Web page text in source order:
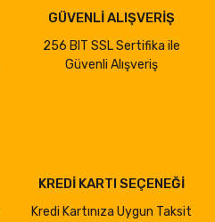
GÜVENLİ ALIŞVERİŞ
256 BIT SSL Sertifika ile
Güvenli Alışveriş
KREDİ KARTI SEÇENEĞİ
Kredi Kartınıza Uygun Taksit